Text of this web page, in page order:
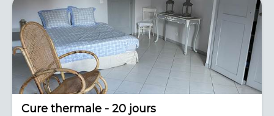
-42%
Cure thermale - 20 jours